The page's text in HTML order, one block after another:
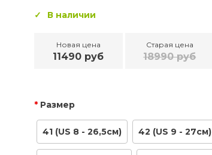
В наличии
Новая цена
11490 руб
Старая цена
18990 руб
Размер
41 (US 8 - 26,5см) 42 (US 9 - 27см)